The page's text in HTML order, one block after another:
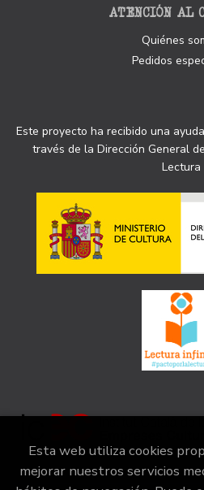
ATENCIÓN AL
Quiénes
Pedidos
Este proyecto ha recibido una
través de la Dirección General
Lectura
Esta web utiliza cookies
mejorar nuestros servicios